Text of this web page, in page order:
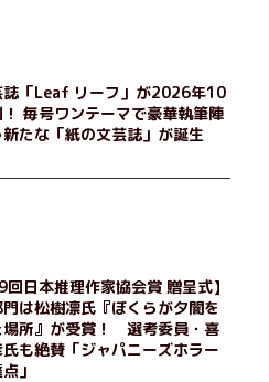
台湾映画祭」を催したり。50代
とささやかな幸せの日々を描く。
誌「Leaf リーフ」が2026年10
毎号ワンテーマで豪華執筆陣
たな「紙の文芸誌」が誕生
回日本推理作家協会賞 贈呈式】
は松樹凛氏『ぼくらが夕闇を
場所』が受賞！ 選考委員・喜
も絶賛「ジャパニーズホラー
」